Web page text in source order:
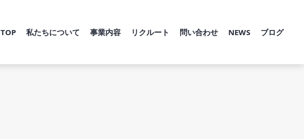
TOP 私たちについて 事業内容 リクルート 問い合わせ NEWS ブログ